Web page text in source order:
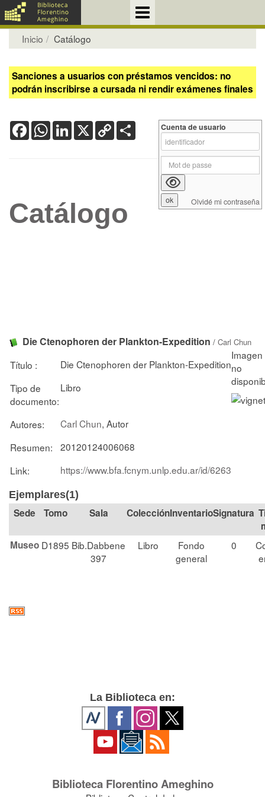
Inicio Catálogo
Sanciones a usuarios con préstamos vencidos: no
podrán inscribirse a cursada ni rendir exámenes finales
FacebookWhatsApp
LinkedIn
X Copy
Link
Catálogo
Die Ctenophoren der Plankton-Expedition / Carl Chun
Título :
Die Ctenophoren der Plankton-Expedition
Tipo de
documento:
Libro
Autores: Carl Chun, Autor
Resumen:
20120124006068
Link:
https://www.bfa.fcnym.unlp.edu.ar/id/6263
Ejemplares(1)
Tomo Sala Colección Signatura
Museo D1895 Bib.Dabbene
397
Libro
Fondo
general
0
Cuenta de usuario
Olvidé mi contraseña
La Biblioteca en:
Biblioteca Florentino Ameghino